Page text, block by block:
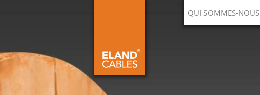
QUI SOMMES-NOUS